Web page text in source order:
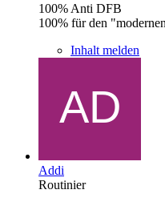
100% Anti DFB
100% für den
Inhalt melden
Addi
Routinier